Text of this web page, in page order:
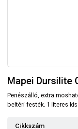
Mapei Dursilite
Penészálló, extra
beltéri festék. 1 literes
Cikkszám